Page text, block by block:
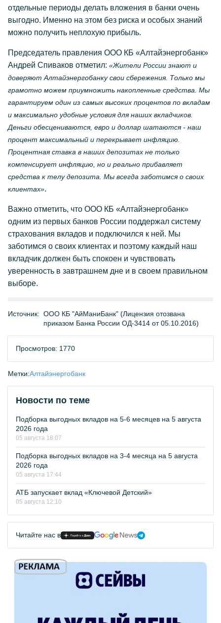
отдельные периоды делать вложения в банки очень
выгодно. Именно на этом без риска и особых знаний
можно получить неплохую прибыль.
Председатель правления ООО КБ «Алтайэнергобанк»
Андрей Спиваков отметил: «Жители России знают и
доверяют Алтайэнергобанку свои сбережения. Только мы
грамотно можем приумножить накопленные средства. Мы
гарантируем один из самых высоких процентов по вкладам
и максимально удобные условия для наших вкладчиков.
Деньги обесцениваются, евро и доллар шатаются - наш
процент максимальный и перекрывает инфляцию.
Процентная ставка в наших депозитах не только
компенсирует инфляцию, но и реально прибавляет
средства к телу депозита. Мы всегда заботимся о своих
клиентах».
Важно отметить, что ООО КБ «Алтайэнергобанк»
одним из первых банков России поддержал систему
страхования вкладов и подключился к ней. Мы
заботимся о своих клиентах и поэтому каждый наш
вкладчик должен быть спокоен и чувствовать
уверенность в завтрашнем дне и в своем правильном
выборе.
Источник: ООО КБ "АйМаниБанк" (Лицензия отозвана
приказом Банка России ОД-3414 от 05.10.2016)
Просмотров: 1770
Метки:Алтайэнергобанк
Новости по теме
Подборка выгодных вкладов на 5-6 месяцев на 5 августа
2026 года
05 августа 18:07
Подборка выгодных вкладов на 3-4 месяца на 5 августа
2026 года
05 августа 17:44
АТБ запускает вклад «Ключевой Детский»
05 августа 12:10
Читайте нас в